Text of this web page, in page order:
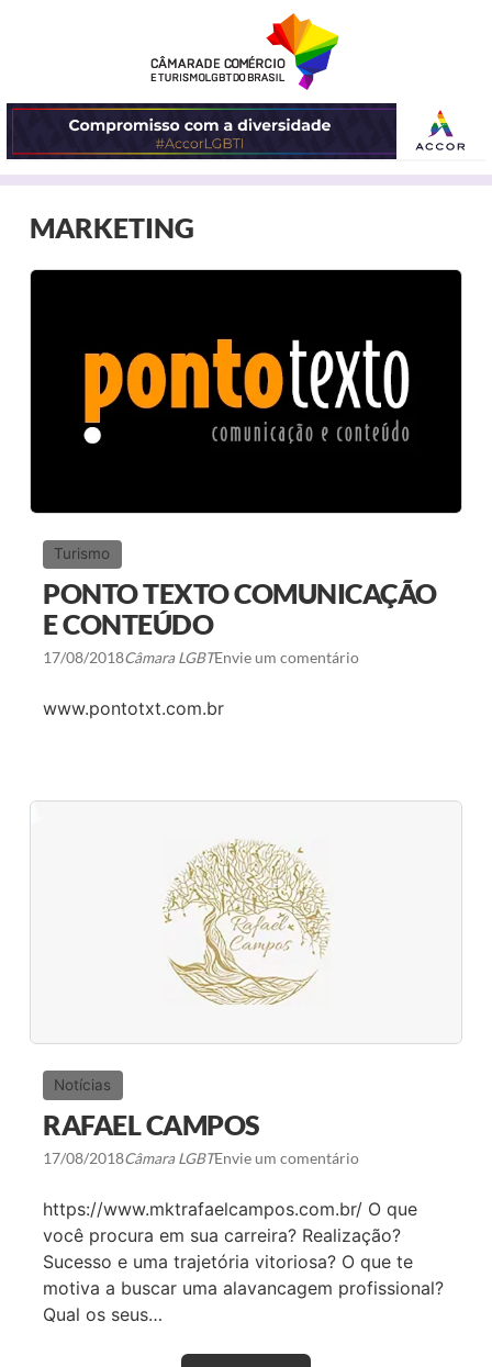
MARKETING
Turismo
PONTO TEXTO COMUNICAÇÃO
E CONTEÚDO
17/08/2018Câmara LGBTEnvie um comentário
www.pontotxt.com.br
Notícias
RAFAEL CAMPOS
17/08/2018Câmara LGBTEnvie um comentário
https://www.mktrafaelcampos.com.br/ O que
você procura em sua carreira? Realização?
Sucesso e uma trajetória vitoriosa? O que te
motiva a buscar uma alavancagem profissional?
Qual os seus…